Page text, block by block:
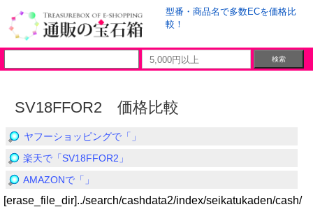
型番・商品名で多数ECを価格比
較！
SV18FFOR2 価格比較
ヤフーショッピングで「」
楽天で「SV18FFOR2」
AMAZONで「」
[erase_file_dir]../search/cashdata2/index/seikatukaden/cash/